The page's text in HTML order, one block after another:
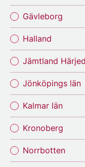
Gävleborg
Halland
Jämtland
Jönköpings län
Kalmar län
Kronoberg
Norrbotten